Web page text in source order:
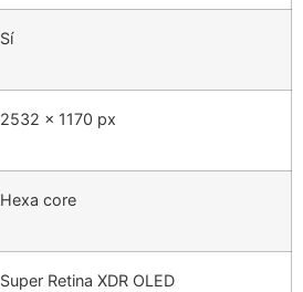
Sí
2532 x 1170 px
Hexa core
Super Retina XDR OLED